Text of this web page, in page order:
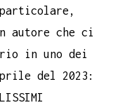
autore che ci
in uno dei
del 2023: